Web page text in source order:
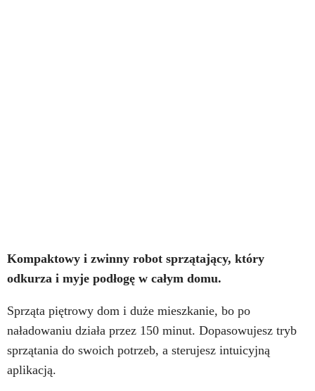
Kompaktowy i zwinny robot sprzątający, który
odkurza i myje podłogę w całym domu.
Sprząta piętrowy dom i duże mieszkanie, bo po
naładowaniu działa przez 150 minut. Dopasowujesz tryb
sprzątania do swoich potrzeb, a sterujesz intuicyjną
aplikacją.